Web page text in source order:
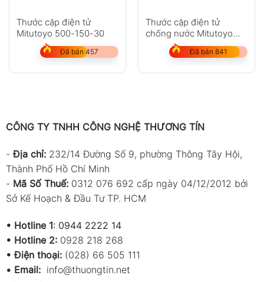
Thước cặp điện tử
Mitutoyo 500-150-30
Đã bán 457
Thước cặp điện tử
chống nước Mitutoyo
552-305-10
Đã bán 841
CÔNG TY TNHH CÔNG NGHỆ THƯƠNG TÍN
-Địa chỉ: 232/14 Đường Số 9, phường Thông Tây Hội,
Thành Phố Hồ Chí Minh
- Mã Số Thuế: 0312 076 692 cấp ngày 04/12/2012 bởi
Sở Kế Hoạch & Đầu Tư TP. HCM
• Hotline 1: 0944 2222 14
• Hotline 2: 0928 218 268
• Điện thoại: (028) 66 505 111
• Email: info@thuongtin.net